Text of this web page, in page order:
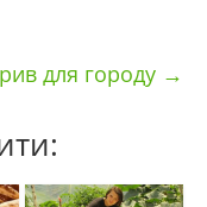
для городу →